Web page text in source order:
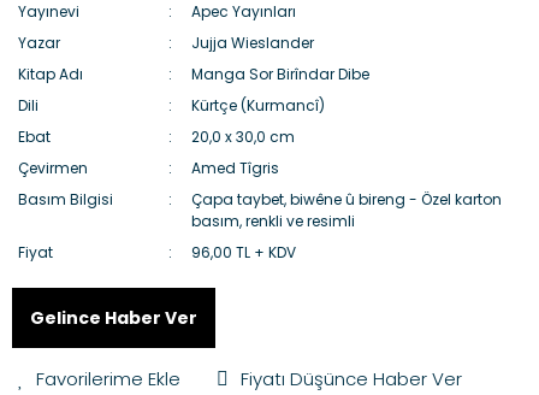
Yayınevi
Apec Yayınları
Yazar
Jujja Wieslander
Kitap Adı
Manga Sor Birîndar Dibe
Dili
Kürtçe (Kurmancî)
Ebat
20,0 x 30,0 cm
Çevirmen
Amed Tîgris
Basım Bilgisi
Çapa taybet, biwêne û bireng - Özel karton
basım, renkli ve resimli
Fiyat
96,00 TL + KDV
Gelince Haber Ver
Fiyatı Düşünce Haber Ver